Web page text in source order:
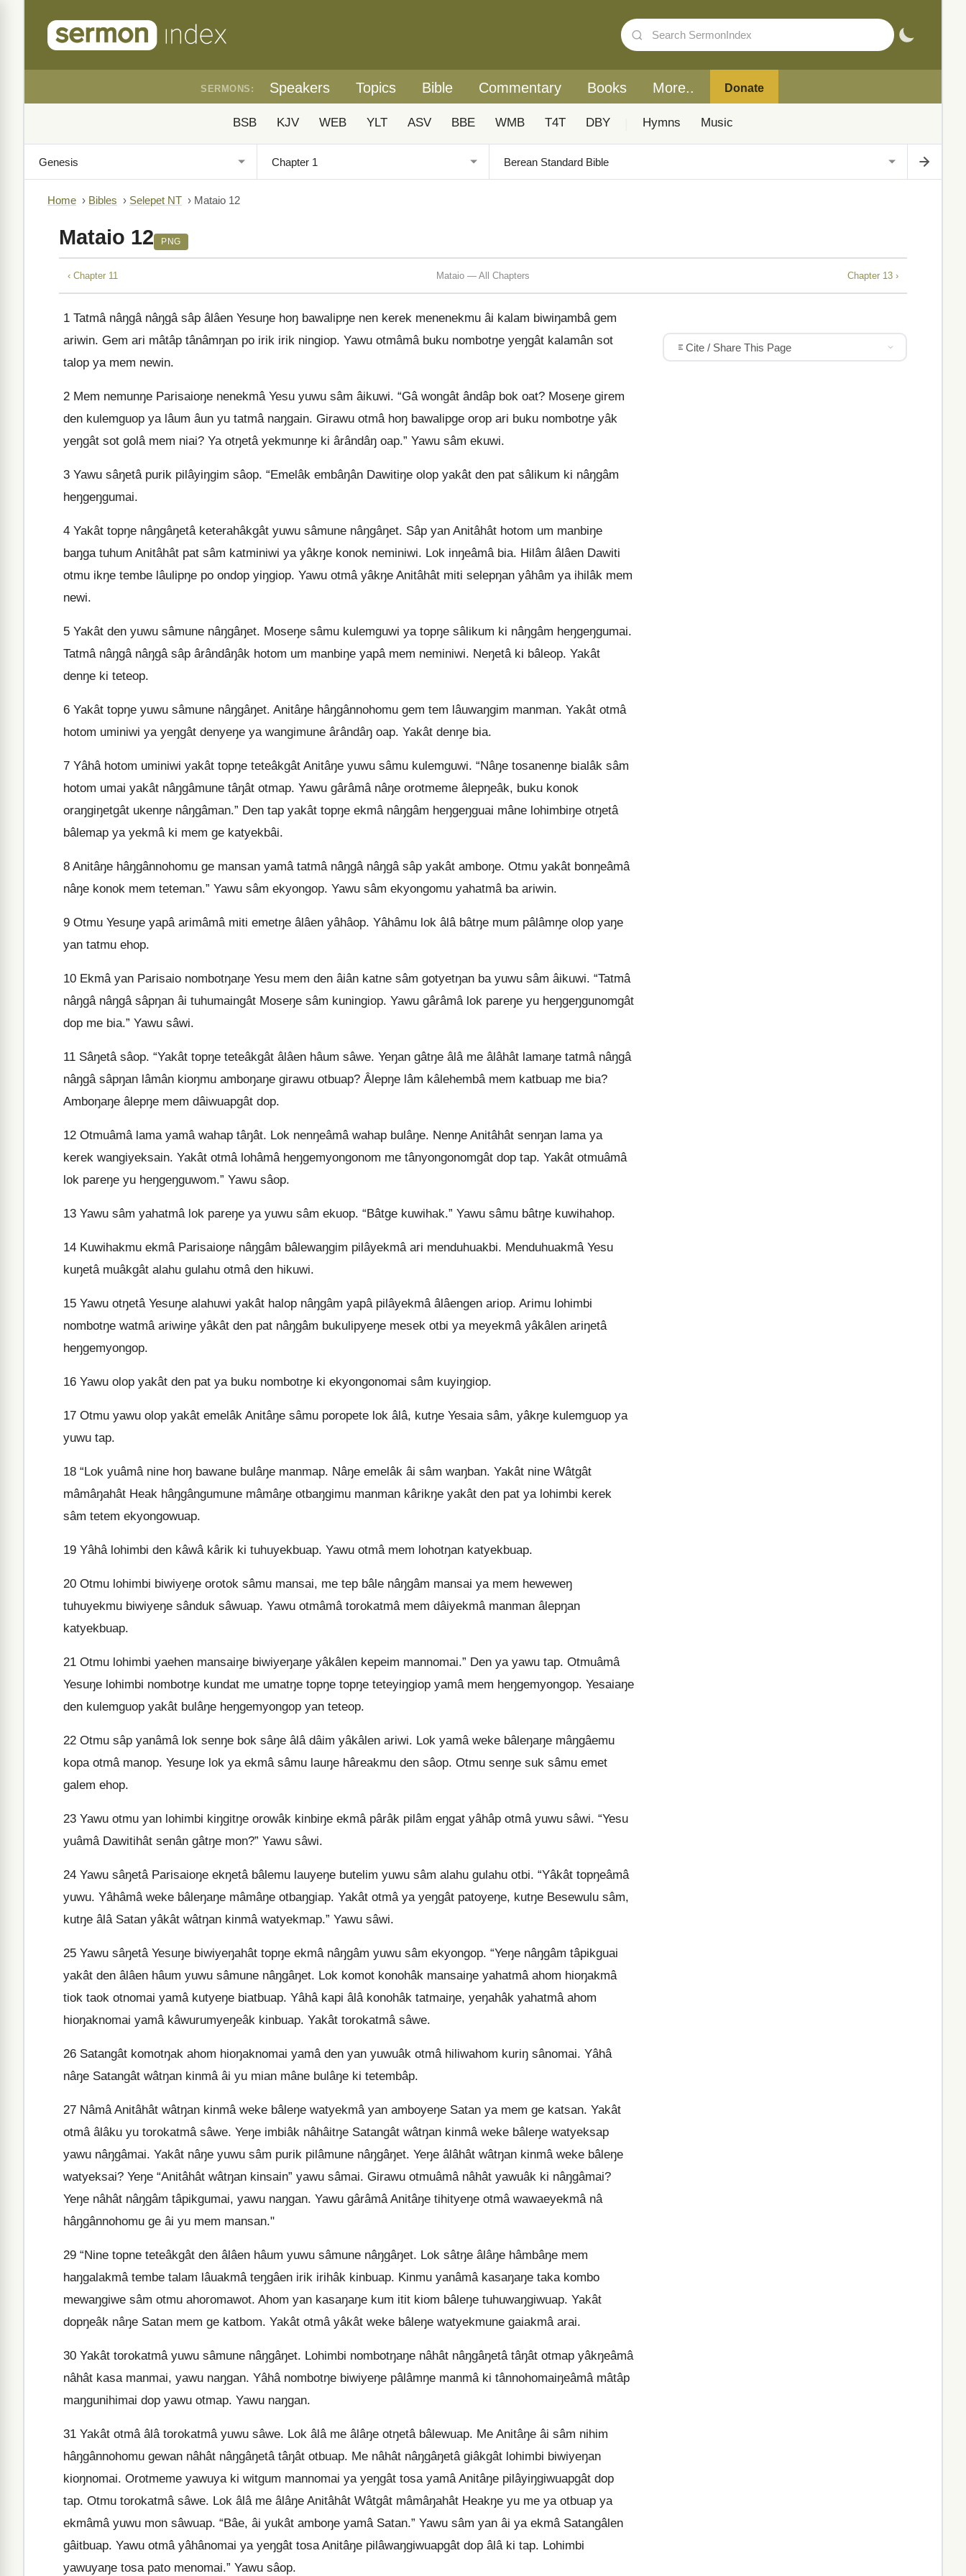
SERMONS: Speakers Topics Bible Commentary Books More.. Donate
BSB KJV WEB YLT ASV BBE WMB T4T DBY Hymns Music
Home › Bibles › Selepet NT › Mataio 12
Mataio 12 PNG
‹ Chapter 11 Mataio — All Chapters Chapter 13 ›
1 Tatmâ nâŋgâ nâŋgâ sâp âlâen Yesuŋe hoŋ bawalipŋe nen kerek menenekmu âi kalam biwiŋambâ gem
ariwin. Gem ari mâtâp tânâmŋan po irik irik ningiop. Yawu otmâmâ buku nombotŋe yeŋgât kalamân sot
talop ya mem newin.
2 Mem nemunŋe Parisaioŋe nenekmâ Yesu yuwu sâm âikuwi. “Gâ wongât ândâp bok oat? Moseŋe girem
den kulemguop ya lâum âun yu tatmâ naŋgain. Girawu otmâ hoŋ bawalipge orop ari buku nombotŋe yâk
yeŋgât sot golâ mem niai? Ya otŋetâ yekmunŋe ki ârândâŋ oap.” Yawu sâm ekuwi.
3 Yawu sâŋetâ purik pilâyiŋgim sâop. “Emelâk embâŋân Dawitiŋe olop yakât den pat sâlikum ki nâŋgâm
heŋgeŋgumai.
4 Yakât topŋe nâŋgâŋetâ keterahâkgât yuwu sâmune nâŋgâŋet. Sâp yan Anitâhât hotom um manbiŋe
baŋga tuhum Anitâhât pat sâm katminiwi ya yâkŋe konok neminiwi. Lok inŋeâmâ bia. Hilâm âlâen Dawiti
otmu ikŋe tembe lâulipŋe po ondop yiŋgiop. Yawu otmâ yâkŋe Anitâhât miti selepŋan yâhâm ya ihilâk mem
newi.
5 Yakât den yuwu sâmune nâŋgâŋet. Moseŋe sâmu kulemguwi ya topŋe sâlikum ki nâŋgâm heŋgeŋgumai.
Tatmâ nâŋgâ nâŋgâ sâp ârândâŋâk hotom um manbiŋe yapâ mem neminiwi. Neŋetâ ki bâleop. Yakât
denŋe ki teteop.
6 Yakât topŋe yuwu sâmune nâŋgâŋet. Anitâŋe hâŋgânnohomu gem tem lâuwaŋgim manman. Yakât otmâ
hotom uminiwi ya yeŋgât denyeŋe ya wangimune ârândâŋ oap. Yakât denŋe bia.
7 Yâhâ hotom uminiwi yakât topŋe teteâkgât Anitâŋe yuwu sâmu kulemguwi. “Nâŋe tosanenŋe bialâk sâm
hotom umai yakât nâŋgâmune tâŋât otmap. Yawu gârâmâ nâŋe orotmeme âlepŋeâk, buku konok
oraŋgiŋetgât ukenŋe nâŋgâman.” Den tap yakât topŋe ekmâ nâŋgâm heŋgeŋguai mâne lohimbiŋe otŋetâ
bâlemap ya yekmâ ki mem ge katyekbâi.
8 Anitâŋe hâŋgânnohomu ge mansan yamâ tatmâ nâŋgâ nâŋgâ sâp yakât amboŋe. Otmu yakât bonŋeâmâ
nâŋe konok mem teteman.” Yawu sâm ekyongop. Yawu sâm ekyongomu yahatmâ ba ariwin.
9 Otmu Yesuŋe yapâ arimâmâ miti emetŋe âlâen yâhâop. Yâhâmu lok âlâ bâtŋe mum pâlâmŋe olop yaŋe
yan tatmu ehop.
10 Ekmâ yan Parisaio nombotŋaŋe Yesu mem den âiân katne sâm gotyetŋan ba yuwu sâm âikuwi. “Tatmâ
nâŋgâ nâŋgâ sâpŋan âi tuhumaingât Moseŋe sâm kuningiop. Yawu gârâmâ lok pareŋe yu heŋgeŋgunomgât
dop me bia.” Yawu sâwi.
11 Sâŋetâ sâop. “Yakât topŋe teteâkgât âlâen hâum sâwe. Yeŋan gâtŋe âlâ me âlâhât lamaŋe tatmâ nâŋgâ
nâŋgâ sâpŋan lâmân kioŋmu amboŋaŋe girawu otbuap? Âlepŋe lâm kâlehembâ mem katbuap me bia?
Amboŋaŋe âlepŋe mem dâiwuapgât dop.
12 Otmuâmâ lama yamâ wahap tâŋât. Lok nenŋeâmâ wahap bulâŋe. Nenŋe Anitâhât senŋan lama ya
kerek wangiyeksain. Yakât otmâ lohâmâ heŋgemyongonom me tânyongonomgât dop tap. Yakât otmuâmâ
lok pareŋe yu heŋgeŋguwom.” Yawu sâop.
13 Yawu sâm yahatmâ lok pareŋe ya yuwu sâm ekuop. “Bâtge kuwihak.” Yawu sâmu bâtŋe kuwihahop.
14 Kuwihakmu ekmâ Parisaioŋe nâŋgâm bâlewaŋgim pilâyekmâ ari menduhuakbi. Menduhuakmâ Yesu
kuŋetâ muâkgât alahu gulahu otmâ den hikuwi.
15 Yawu otŋetâ Yesuŋe alahuwi yakât halop nâŋgâm yapâ pilâyekmâ âlâengen ariop. Arimu lohimbi
nombotŋe watmâ ariwiŋe yâkât den pat nâŋgâm bukulipyeŋe mesek otbi ya meyekmâ yâkâlen ariŋetâ
heŋgemyongop.
16 Yawu olop yakât den pat ya buku nombotŋe ki ekyongonomai sâm kuyiŋgiop.
17 Otmu yawu olop yakât emelâk Anitâŋe sâmu poropete lok âlâ, kutŋe Yesaia sâm, yâkŋe kulemguop ya
yuwu tap.
18 “Lok yuâmâ nine hoŋ bawane bulâŋe manmap. Nâŋe emelâk âi sâm waŋban. Yakât nine Wâtgât
mâmâŋahât Heak hâŋgângumune mâmâŋe otbaŋgimu manman kârikŋe yakât den pat ya lohimbi kerek
sâm tetem ekyongowuap.
19 Yâhâ lohimbi den kâwâ kârik ki tuhuyekbuap. Yawu otmâ mem lohotŋan katyekbuap.
20 Otmu lohimbi biwiyeŋe orotok sâmu mansai, me tep bâle nâŋgâm mansai ya mem heweweŋ
tuhuyekmu biwiyeŋe sânduk sâwuap. Yawu otmâmâ torokatmâ mem dâiyekmâ manman âlepŋan
katyekbuap.
21 Otmu lohimbi yaehen mansaiŋe biwiyeŋaŋe yâkâlen kepeim mannomai.” Den ya yawu tap. Otmuâmâ
Yesuŋe lohimbi nombotŋe kundat me umatŋe topŋe topŋe teteyiŋgiop yamâ mem heŋgemyongop. Yesaiaŋe
den kulemguop yakât bulâŋe heŋgemyongop yan teteop.
22 Otmu sâp yanâmâ lok senŋe bok sâŋe âlâ dâim yâkâlen ariwi. Lok yamâ weke bâleŋaŋe mâŋgâemu
kopa otmâ manop. Yesuŋe lok ya ekmâ sâmu lauŋe hâreakmu den sâop. Otmu senŋe suk sâmu emet
galem ehop.
23 Yawu otmu yan lohimbi kiŋgitŋe orowâk kinbiŋe ekmâ pârâk pilâm eŋgat yâhâp otmâ yuwu sâwi. “Yesu
yuâmâ Dawitihât senân gâtŋe mon?” Yawu sâwi.
24 Yawu sâŋetâ Parisaioŋe ekŋetâ bâlemu lauyeŋe butelim yuwu sâm alahu gulahu otbi. “Yâkât topŋeâmâ
yuwu. Yâhâmâ weke bâleŋaŋe mâmâŋe otbaŋgiap. Yakât otmâ ya yeŋgât patoyeŋe, kutŋe Besewulu sâm,
kutŋe âlâ Satan yâkât wâtŋan kinmâ watyekmap.” Yawu sâwi.
25 Yawu sâŋetâ Yesuŋe biwiyeŋahât topŋe ekmâ nâŋgâm yuwu sâm ekyongop. “Yeŋe nâŋgâm tâpikguai
yakât den âlâen hâum yuwu sâmune nâŋgâŋet. Lok komot konohâk mansaiŋe yahatmâ ahom hioŋakmâ
tiok taok otnomai yamâ kutyeŋe biatbuap. Yâhâ kapi âlâ konohâk tatmaiŋe, yeŋahâk yahatmâ ahom
hioŋaknomai yamâ kâwurumyeŋeâk kinbuap. Yakât torokatmâ sâwe.
26 Satangât komotŋak ahom hioŋaknomai yamâ den yan yuwuâk otmâ hiliwahom kuriŋ sânomai. Yâhâ
nâŋe Satangât wâtŋan kinmâ âi yu mian mâne bulâŋe ki tetembâp.
27 Nâmâ Anitâhât wâtŋan kinmâ weke bâleŋe watyekmâ yan amboyeŋe Satan ya mem ge katsan. Yakât
otmâ âlâku yu torokatmâ sâwe. Yeŋe imbiâk nâhâitŋe Satangât wâtŋan kinmâ weke bâleŋe watyeksap
yawu nâŋgâmai. Yakât nâŋe yuwu sâm purik pilâmune nâŋgâŋet. Yeŋe âlâhât wâtŋan kinmâ weke bâleŋe
watyeksai? Yeŋe “Anitâhât wâtŋan kinsain” yawu sâmai. Girawu otmuâmâ nâhât yawuâk ki nâŋgâmai?
Yeŋe nâhât nâŋgâm tâpikgumai, yawu naŋgan. Yawu gârâmâ Anitâŋe tihityeŋe otmâ wawaeyekmâ nâ
hâŋgânnohomu ge âi yu mem mansan."
29 “Nine topne teteâkgât den âlâen hâum yuwu sâmune nâŋgâŋet. Lok sâtŋe âlâŋe hâmbâŋe mem
haŋgalakmâ tembe talam lâuakmâ teŋgâen irik irihâk kinbuap. Kinmu yanâmâ kasaŋaŋe taka kombo
mewaŋgiwe sâm otmu ahoromawot. Ahom yan kasaŋaŋe kum itit kiom bâleŋe tuhuwaŋgiwuap. Yakât
dopŋeâk nâŋe Satan mem ge katbom. Yakât otmâ yâkât weke bâleŋe watyekmune gaiakmâ arai.
30 Yakât torokatmâ yuwu sâmune nâŋgâŋet. Lohimbi nombotŋaŋe nâhât nâŋgâŋetâ tâŋât otmap yâkŋeâmâ
nâhât kasa manmai, yawu naŋgan. Yâhâ nombotŋe biwiyeŋe pâlâmŋe manmâ ki tânnohomaiŋeâmâ mâtâp
maŋgunihimai dop yawu otmap. Yawu naŋgan.
31 Yakât otmâ âlâ torokatmâ yuwu sâwe. Lok âlâ me âlâŋe otŋetâ bâlewuap. Me Anitâŋe âi sâm nihim
hâŋgânnohomu gewan nâhât nâŋgâŋetâ tâŋât otbuap. Me nâhât nâŋgâŋetâ giâkgât lohimbi biwiyeŋan
kioŋnomai. Orotmeme yawuya ki witgum mannomai ya yeŋgât tosa yamâ Anitâŋe pilâyiŋgiwuapgât dop
tap. Otmu torokatmâ sâwe. Lok âlâ me âlâŋe Anitâhât Wâtgât mâmâŋahât Heakŋe yu me ya otbuap ya
ekmâmâ yuwu mon sâwuap. “Bâe, âi yukât amboŋe yamâ Satan.” Yawu sâm yan âi ya ekmâ Satangâlen
gâitbuap. Yawu otmâ yâhânomai ya yeŋgât tosa Anitâŋe pilâwaŋgiwuapgât dop âlâ ki tap. Lohimbi
yawuyaŋe tosa pato menomai.” Yawu sâop.
Cite / Share This Page